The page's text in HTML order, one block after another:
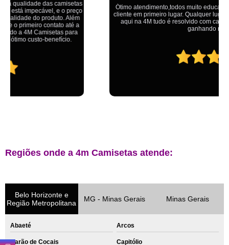
Ótimo atendimento,todos muito educados, prestativos e que colocam o
cliente em primeiro lugar. Qualquer lugar tem problemas,isso é fato, mas
aqui na 4M tudo é resolvido com calma e de forma que todos saem
Regiões onde a 4m Camisetas atende:
Belo Horizonte e
Região Metropolitana
MG - Minas Gerais Minas Gerais
Abaeté Arcos
Barão de Cocais Capitólio